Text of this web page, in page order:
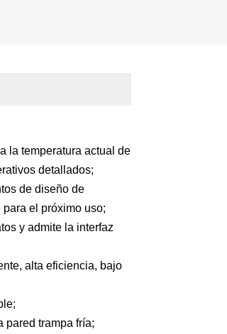
la temperatura actual de
detallados;
de diseño de
el próximo uso;
y admite la interfaz
alta eficiencia, bajo
pared trampa fría;